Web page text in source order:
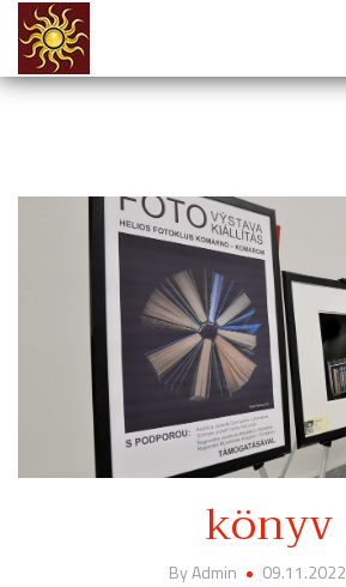
könyv
By Admin 09.11.2022